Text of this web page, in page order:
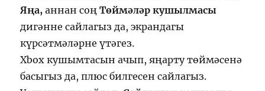
Яңа, аннан соң Төймәләр кушылмасы
дигәнне сайлагыз да, экрандагы
күрсәтмәләрне үтәгез.
Xbox кушымтасын ачып, яңарту төймәсенә
басыгыз да, плюс билгесен сайлагыз.